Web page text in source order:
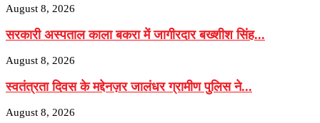
August 8, 2026
सरकारी अस्पताल काला बकरा में जागीरदार बख्शीश सिंह...
August 8, 2026
स्वतंत्रता दिवस के मद्देनज़र जालंधर ग्रामीण पुलिस ने...
August 8, 2026